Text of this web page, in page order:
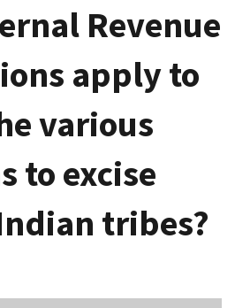
Revenue
apply to
various
to excise
tribes?